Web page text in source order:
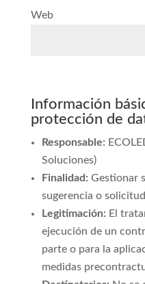
Web
Información
protección de
Responsable:
Soluciones)
Finalidad: Gestionar
sugerencia o
Legitimación: El
ejecución de un
parte o para la
medidas